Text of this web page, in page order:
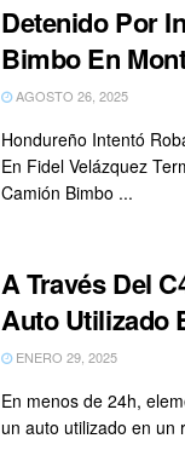
Detenido Por
Bimbo En
AGOSTO 26, 2025
Hondureño Intentó
En Fidel Velázquez
Camión Bimbo ...
A Través Del
Auto Utilizado
ENERO 29, 2025
En menos de 24h,
un auto utilizado en un